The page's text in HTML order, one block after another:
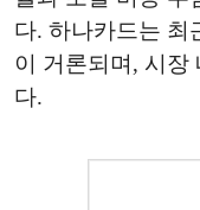
다. 하나카드는 최
이 거론되며, 시장
다.